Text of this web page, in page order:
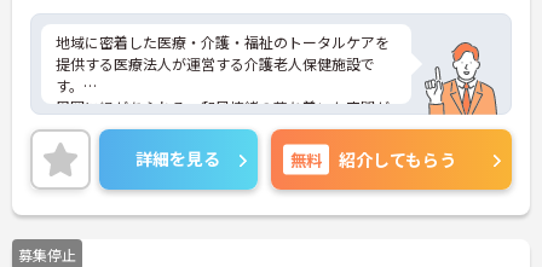
地域に密着した医療・介護・福祉のトータルケアを
提供する医療法人が運営する介護老人保健施設で
す。
周囲に緑があふれる、和風情緒の落ち着いた空間が
自慢の施設で、利用者の方が自宅生活を送れるよう
に、必要な医療看護やリハビリなどを提供。トータ
ルなケアサービスを通じて、自立と健やかな日々を
サポートしています。
詳細を見る 無料 紹介してもらう
募集停止